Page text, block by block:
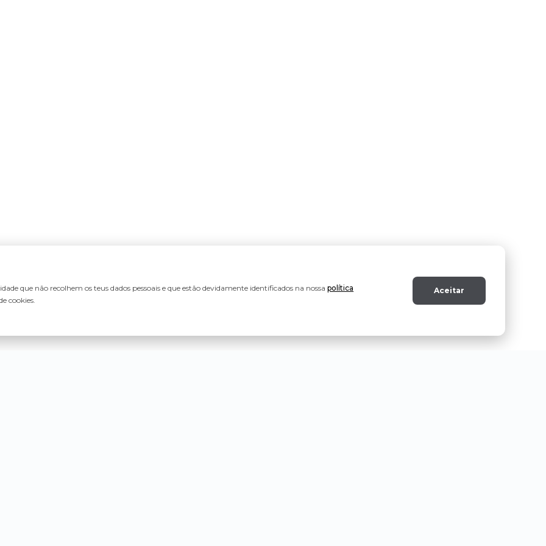
que não recolhem os teus dados pessoais e que estão devidamente identificados na nossapolítica
cookies.
Aceitar